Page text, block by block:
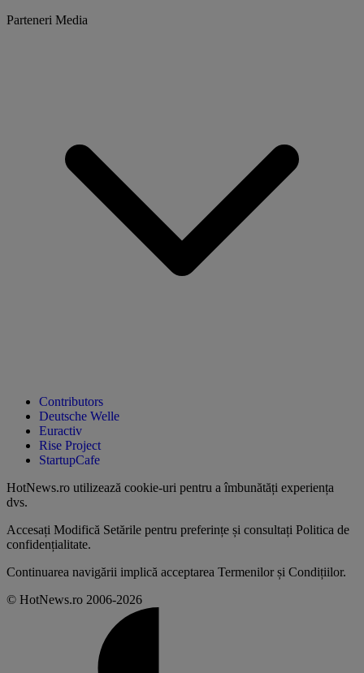
Parteneri Media
Contributors
Deutsche Welle
Euractiv
Rise Project
StartupCafe
HotNews.ro utilizează cookie-uri pentru a îmbunătăți experiența
dvs.
Accesați Modifică Setările pentru preferințe și consultați Politica de
confidențialitate.
Continuarea navigării implică acceptarea Termenilor și Condițiilor.
© HotNews.ro 2006-2026